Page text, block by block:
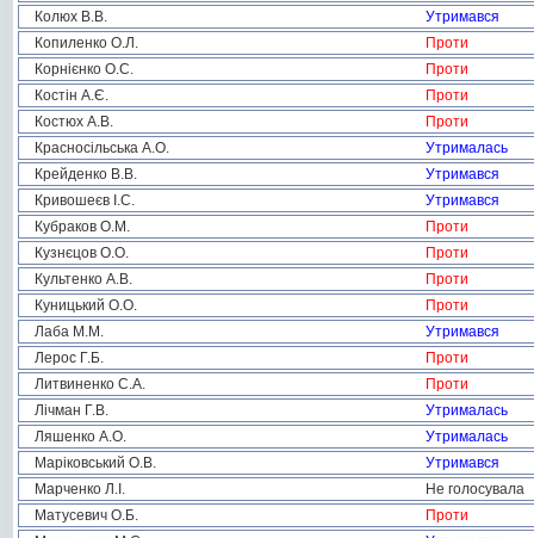
Колюх В.В.
Утримався
Копиленко О.Л.
Проти
Корнієнко О.С.
Проти
Костін А.Є.
Проти
Костюх А.В.
Проти
Красносільська А.О.
Утрималась
Крейденко В.В.
Утримався
Кривошеєв І.С.
Утримався
Кубраков О.М.
Проти
Кузнєцов О.О.
Проти
Культенко А.В.
Проти
Куницький О.О.
Проти
Лаба М.М.
Утримався
Лерос Г.Б.
Проти
Литвиненко С.А.
Проти
Лічман Г.В.
Утрималась
Ляшенко А.О.
Утрималась
Маріковський О.В.
Утримався
Марченко Л.І.
Не голосувала
Матусевич О.Б.
Проти